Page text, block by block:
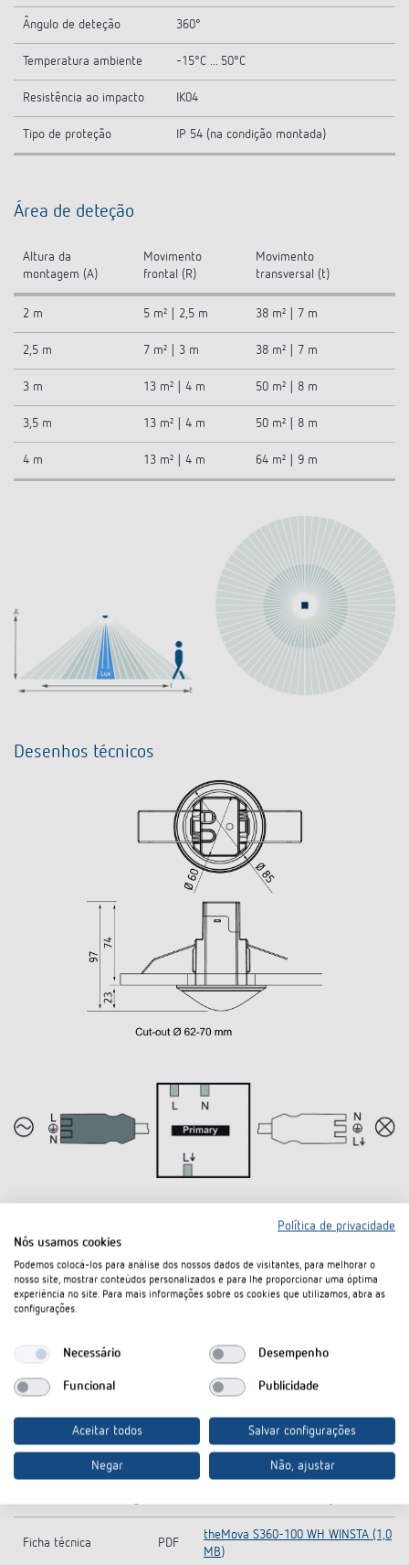
Ângulo de deteção 360°
Temperatura ambiente -15°C ... 50°C
Resistência ao impacto IK04
Tipo de proteção IP 54 (na condição montada)
Área de deteção
Altura da
montagem (A)
Movimento
frontal (R)
Movimento
transversal (t)
2 m 5 m² | 2,5 m 38 m² | 7 m
2,5 m 7 m² | 3 m 38 m² | 7 m
3 m 13 m² | 4 m 50 m² | 8 m
3,5 m 13 m² | 4 m 50 m² | 8 m
4 m 13 m² | 4 m 64 m² | 9 m
Desenhos técnicos
Transferências
Manual (Smartphone) PDF
the_Mova_S_360_100_Kabel_mobil
(329,6 kB)
Manual
MB)
Símbolo CAD theMova S360 DE (34,0 kB)
Information Notice EU
Data Act
theMova S360-100 WIN-Information
Notice EU Data Act (46,7 kB)
CE
theMova S360-100 WH WIN-CE
Ficha técnica PDF
theMova S360-100 WH WINSTA (1,0
MB)
Política de privacidade
Nós usamos cookies
Podemos colocá-los para análise dos nossos dados de visitantes, para melhorar o
nosso site, mostrar conteúdos personalizados e para lhe proporcionar uma óptima
experiência no site. Para mais informações sobre os cookies que utilizamos, abra as
configurações.
Necessário Desempenho
Funcional Publicidade
Aceitar todos Salvar configurações
Negar Não, ajustar